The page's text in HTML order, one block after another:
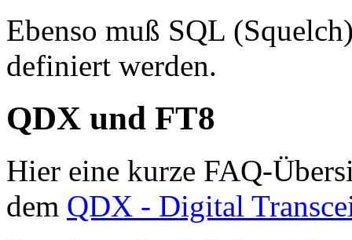
Ebenso muß SQL
definiert werden.
QDX und FT8
Hier eine kurze FAQ-
dem QDX - Digital